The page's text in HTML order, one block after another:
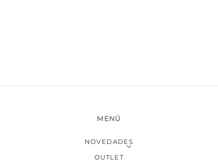
MENÚ
NOVEDADES
OUTLET